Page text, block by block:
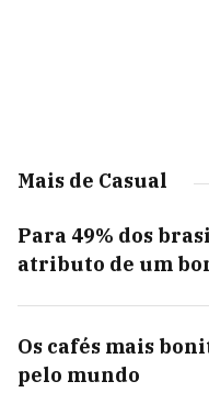
Mais de Casual
Para 49% dos
atributo de um
Os cafés mais
pelo mundo